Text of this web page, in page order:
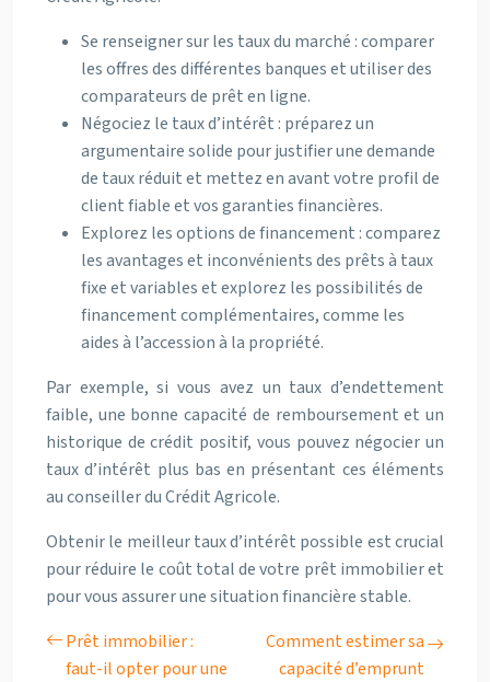
Se renseigner sur les taux du marché : comparer
les offres des différentes banques et utiliser des
comparateurs de prêt en ligne.
Négociez le taux d’intérêt : préparez un
argumentaire solide pour justifier une demande
de taux réduit et mettez en avant votre profil de
client fiable et vos garanties financières.
Explorez les options de financement : comparez
les avantages et inconvénients des prêts à taux
fixe et variables et explorez les possibilités de
financement complémentaires, comme les
aides à l’accession à la propriété.
Par exemple, si vous avez un taux d’endettement
faible, une bonne capacité de remboursement et un
historique de crédit positif, vous pouvez négocier un
taux d’intérêt plus bas en présentant ces éléments
au conseiller du Crédit Agricole.
Obtenir le meilleur taux d’intérêt possible est crucial
pour réduire le coût total de votre prêt immobilier et
pour vous assurer une situation financière stable.
Prêt immobilier :
faut-il opter pour une
Comment estimer sa
capacité d’emprunt